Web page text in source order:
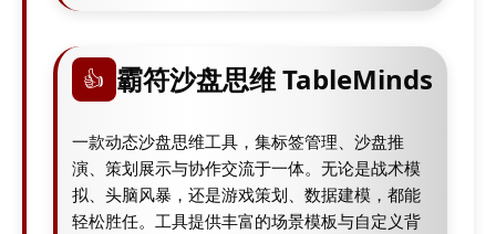
👍 霸符沙盘思维 TableMinds
一款动态沙盘思维工具，集标签管理、沙盘推
演、策划展示与协作交流于一体。无论是战术模
拟、头脑风暴，还是游戏策划、数据建模，都能
轻松胜任。工具提供丰富的场景模板与自定义背